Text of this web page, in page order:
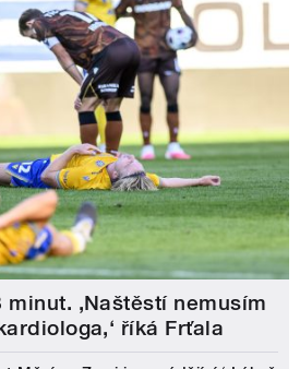
minut. ,Naštěstí nemusím
říká Frťala